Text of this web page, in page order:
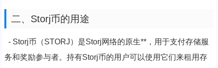
二、Storj币的用途
- Storj币（STORJ）是Storj网络的原生**，用于支付存储服
务和奖励参与者。持有Storj币的用户可以使用它们来租用存